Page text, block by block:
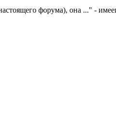
форума), она ..." -